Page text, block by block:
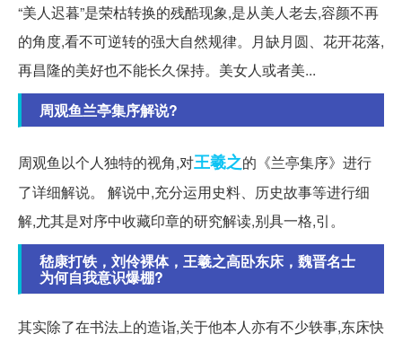
“美人迟暮”是荣枯转换的残酷现象,是从美人老去,容颜不再
的角度,看不可逆转的强大自然规律。月缺月圆、花开花落,
再昌隆的美好也不能长久保持。美女人或者美...
周观鱼兰亭集序解说?
周观鱼以个人独特的视角,对王羲之的《兰亭集序》进行
了详细解说。 解说中,充分运用史料、历史故事等进行细
解,尤其是对序中收藏印章的研究解读,别具一格,引。
嵇康打铁，刘伶裸体，王羲之高卧东床，魏晋名士
为何自我意识爆棚?
其实除了在书法上的造诣,关于他本人亦有不少轶事,东床快